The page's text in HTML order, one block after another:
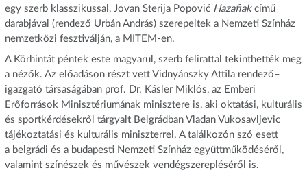
egy szerb klasszikussal, Jovan Sterija Popović Hazafiakcímű
darabjával (rendező Urbán András) szerepeltek a Nemzeti Színház
nemzetközi fesztiválján, a MITEM-en.
A Körhintát péntek este magyarul, szerb felirattal tekinthették meg
a nézők. Az előadáson részt vett Vidnyánszky Attila rendező–
igazgató társaságában prof. Dr. Kásler Miklós, az Emberi
Erőforrások Minisztériumának minisztere is, aki oktatási, kulturális
és sportkérdésekről tárgyalt Belgrádban Vladan Vukosavljevic
tájékoztatási és kulturális miniszterrel. A találkozón szó esett
a belgrádi és a budapesti Nemzeti Színház együttműködéséről,
valamint színészek és művészek vendégszerepléséről is.